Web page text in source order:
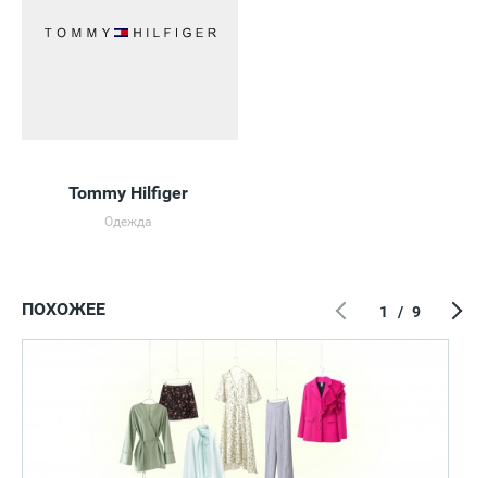
Tommy Hilfiger
Одежда
ПОХОЖЕЕ 1 / 9